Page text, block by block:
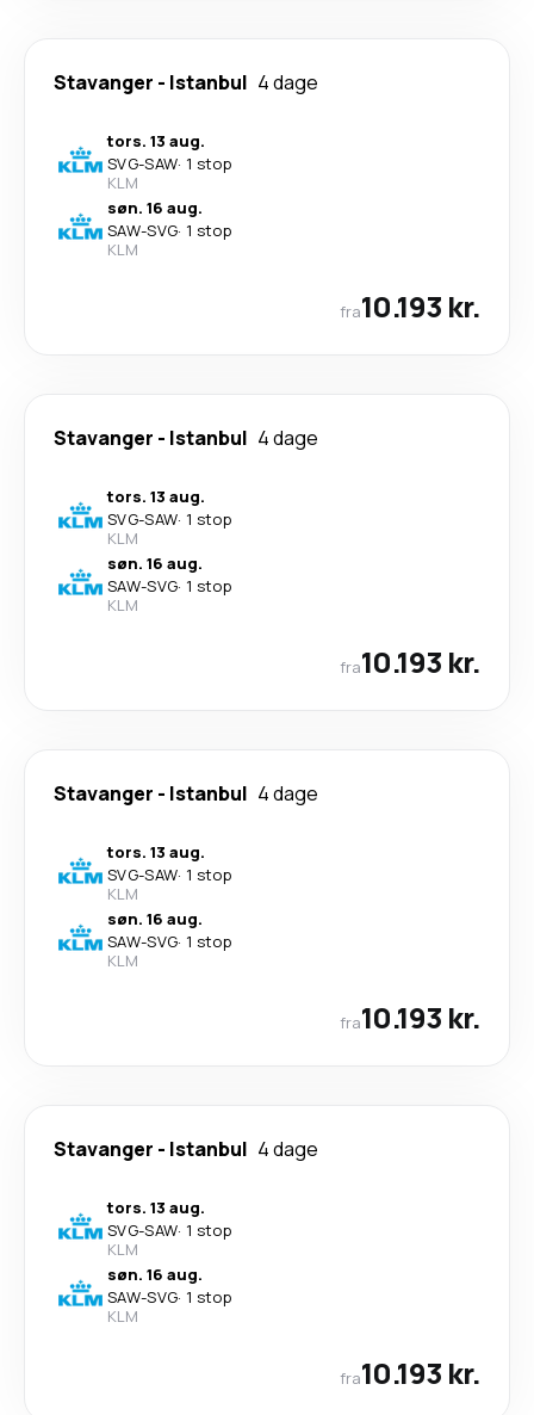
Stavanger - Istanbul 4 dage
tors. 13 aug.
SVG-SAW· 1 stop
KLM
søn. 16 aug.
SAW-SVG· 1 stop
KLM
fra10.193 kr.
Stavanger - Istanbul 4 dage
tors. 13 aug.
SVG-SAW· 1 stop
KLM
søn. 16 aug.
SAW-SVG· 1 stop
KLM
fra10.193 kr.
Stavanger - Istanbul 4 dage
tors. 13 aug.
SVG-SAW· 1 stop
KLM
søn. 16 aug.
SAW-SVG· 1 stop
KLM
fra10.193 kr.
Stavanger - Istanbul 4 dage
tors. 13 aug.
SVG-SAW· 1 stop
KLM
søn. 16 aug.
SAW-SVG· 1 stop
KLM
fra10.193 kr.